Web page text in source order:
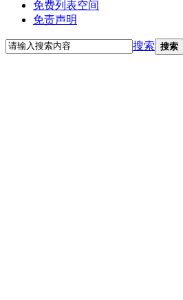
免费列表空间
免责声明
搜索 搜索